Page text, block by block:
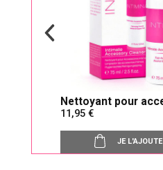
Nettoyant pour
Intimina
11,95
JE